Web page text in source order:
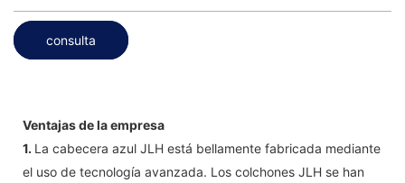
consulta
Ventajas de la empresa
1. La cabecera azul JLH está bellamente fabricada mediante
el uso de tecnología avanzada. Los colchones JLH se han